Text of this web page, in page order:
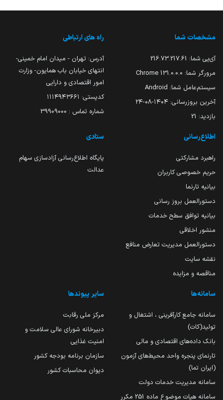
مشخصات شما
آی‌پی شما: 216.73.217.61
مرورگر شما: 131.0.0.0 Chrome
سیستم‌عامل شما: Android
آخرین بروزرسانی: ۱۴۰۴-۰۸-۲۴
بازدید: 21
راه های ارتباطی
آدرس: تهران - میدان امام خمینی-
انتهای خیابان باب همایون- وزارت
امور اقتصادی و دارایی
کدپستی: ۱۱۱۴۹۴۳۶۶۱
شماره تماس : 39909000
اطلاع‌رسانی
راهبرد مشارکتی
حریم خصوصی کاربران
بیانیه تارنما
دستورالعمل بروز رسانی
بیانیه توافق سطح خدمات
منشور اخلاقی
دستورالعمل مدیریت تعارض منافع
نقشه سایت
مناقصه و مزایده
ستادی
پایگاه اطلاع‌رسانی آزادسازی سهام
عدالت
سامانه‌ها
سامانه جامع کارآفرینی ، اشتغال و
تولید(کات)
بانک داده‌های اقتصادی و مالی
تارنمای پنجره واحد محیط‌های آزمون
(ایران تما)
سامانه مدیریت خدمات دولت
سامانه هیات موضوع ماده 251 مکرر
سایر پیوندها
مرکز ملی رقابت
دبیرخانه شورای عالی سلامت و
امنیت غذایی
سازمان برنامه بودجه کشور
دیوان محاسبات کشور